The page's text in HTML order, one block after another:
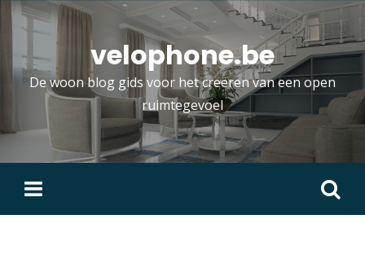
Skip
content
velophone.be
De woon blog gids voor het creëren van een open
ruimtegevoel
Zoeken
naar: